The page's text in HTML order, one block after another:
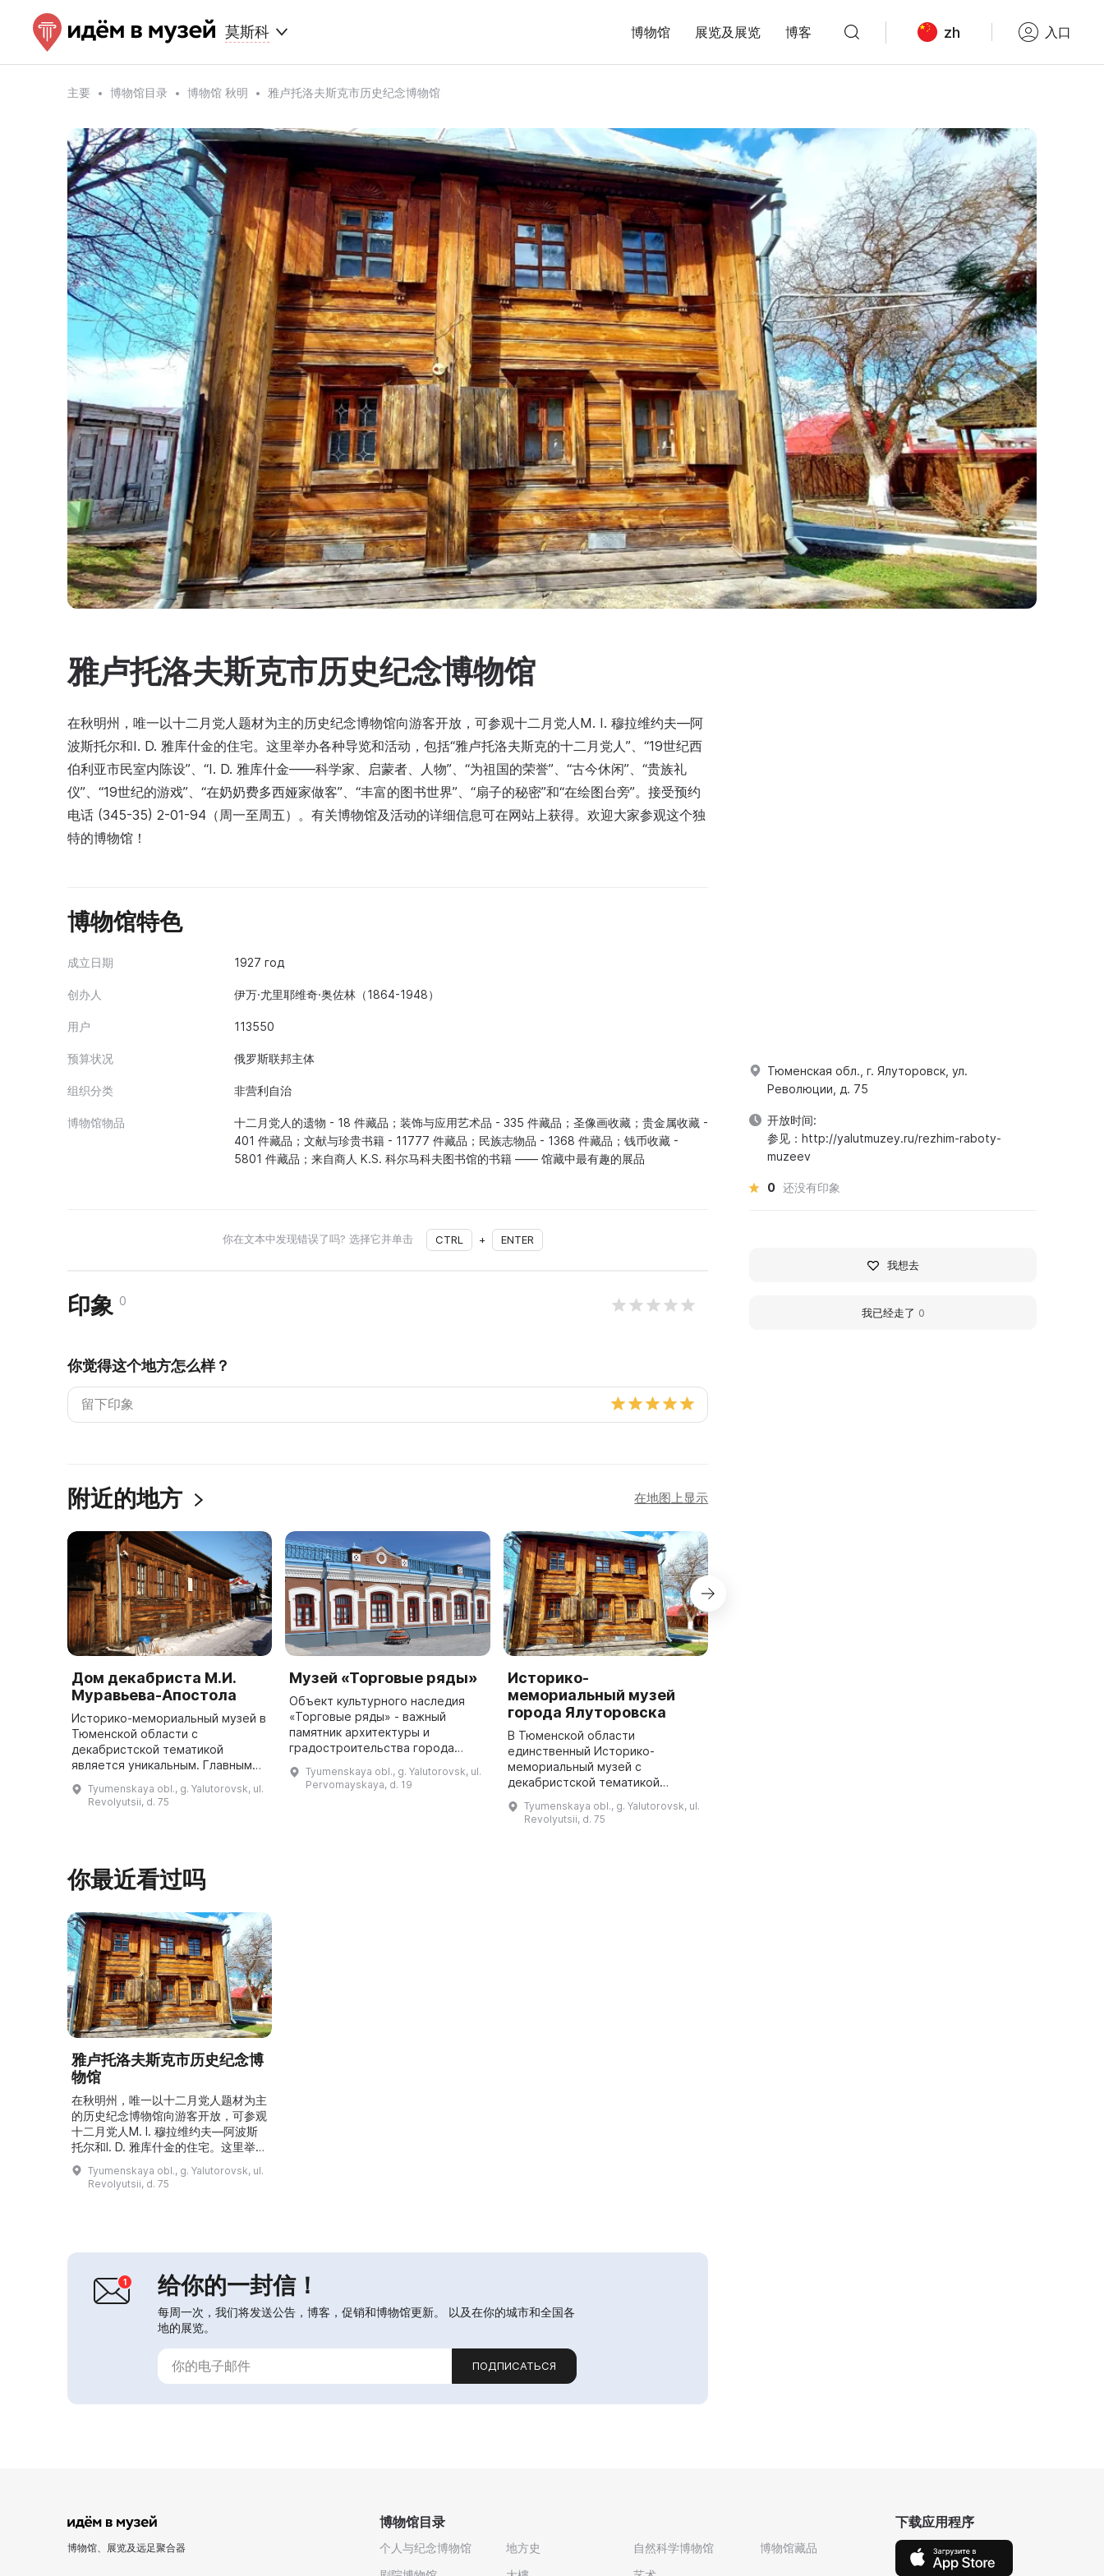
莫斯科 博物馆 展览及展览 博客 zh 入口
主要 博物馆目录 博物馆 秋明 雅卢托洛夫斯克市历史纪念博物馆
雅卢托洛夫斯克市历史纪念博物馆
在秋明州，唯一以十二月党人题材为主的历史纪念博物馆向游客开放，可参观十二月党人M. I. 穆拉维约夫—阿
波斯托尔和I. D. 雅库什金的住宅。这里举办各种导览和活动，包括“雅卢托洛夫斯克的十二月党人”、“19世纪西
伯利亚市民室内陈设”、“I. D. 雅库什金——科学家、启蒙者、人物”、“为祖国的荣誉”、“古今休闲”、“贵族礼
仪”、“19世纪的游戏”、“在奶奶费多西娅家做客”、“丰富的图书世界”、“扇子的秘密”和“在绘图台旁”。接受预约
电话 (345-35) 2-01-94（周一至周五）。有关博物馆及活动的详细信息可在网站上获得。欢迎大家参观这个独
特的博物馆！
博物馆特色
成立日期 1927 год
创办人 伊万·尤里耶维奇·奥佐林（1864-1948）
用户 113550
预算状况 俄罗斯联邦主体
组织分类 非营利自治
博物馆物品
十二月党人的遗物 - 18 件藏品；装饰与应用艺术品 - 335 件藏品；圣像画收藏；贵金属收藏 -
401 件藏品；文献与珍贵书籍 - 11777 件藏品；民族志物品 - 1368 件藏品；钱币收藏 -
5801 件藏品；来自商人 K.S. 科尔马科夫图书馆的书籍 —— 馆藏中最有趣的展品
你在文本中发现错误了吗? 选择它并单击 CTRL + ENTER
印象 0
你觉得这个地方怎么样？
附近的地方 在地图上显示
Дом декабриста М.И.
Муравьева-Апостола
Историко-мемориальный музей в
Тюменской области с
декабристской тематикой
является уникальным. Главным
1795 года, в котором двадцать
лет проживал ссыльный
Tyumenskaya obl., g. Yalutorovsk, ul.
Revolyutsii, d. 75
Музей «Торговые ряды»
Объект культурного наследия
«Торговые ряды» - важный
памятник архитектуры и
градостроительства города
историческом центре города и
составляет единое историко-
Tyumenskaya obl., g. Yalutorovsk, ul.
Pervomayskaya, d. 19
Историко-
мемориальный музей
города Ялуторовска
В Тюменской области
единственный Историко-
мемориальный музей с
декабристской тематикой
наблюдать за домами
декабристов М. И. Муравьёва-
Tyumenskaya obl., g. Yalutorovsk, ul.
Revolyutsii, d. 75
你最近看过吗
雅卢托洛夫斯克市历史纪念博
物馆
在秋明州，唯一以十二月党人题材为主
的历史纪念博物馆向游客开放，可参观
十二月党人M. I. 穆拉维约夫—阿波斯
托尔和I. D. 雅库什金的住宅。这里举办
各种导览和活动，包括“雅卢托洛夫斯
克的十二月党人”、“19世纪西伯利亚市
民室内陈设”、“I. D. 雅库什金——科学
客”、“丰富的图书世界”、“...
Tyumenskaya obl., g. Yalutorovsk, ul.
Revolyutsii, d. 75
给你的一封信！
每周一次，我们将发送公告，博客，促销和博物馆更新。 以及在你的城市和全国各
地的展览。
ПОДПИСАТЬСЯ
Тюменская обл., г. Ялуторовск, ул.
Революции, д. 75
开放时间:
参见：http://yalutmuzey.ru/rezhim-raboty-
muzeev
0 还没有印象
我想去
我已经走了 0
博物馆、展览及远足聚合器
博物馆目录
个人与纪念博物馆
地方史
自然科学博物馆
博物馆藏品
下载应用程序